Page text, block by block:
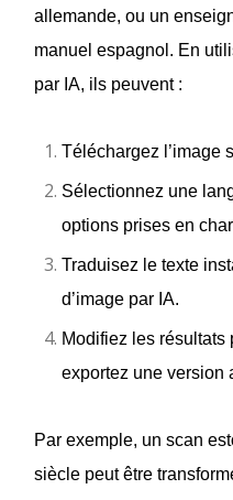
allemande, ou un
manuel espagnol. En
par IA, ils peuvent :
Téléchargez l’image
Sélectionnez une
options prises en
Traduisez le texte
d’image par IA.
Modifiez les
exportez une version
Par exemple, un scan
siècle peut être